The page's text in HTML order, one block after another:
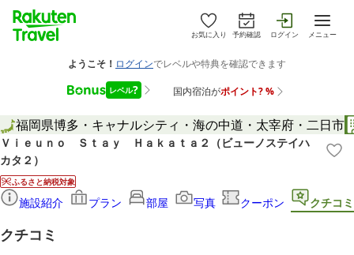
お気に入り 予約確認 ログイン メニュー
福岡県博多・キャナルシティ・海の中道・太宰府・二日市
Ｖｉｅｕｎｏ Ｓｔａｙ Ｈａｋａｔａ２（ビューノステイハ
カタ２）
ふるさと納税対象
施設紹介 プラン 部屋 写真 クーポン クチコミ
クチコミ